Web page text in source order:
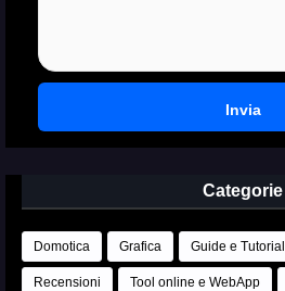
Categorie
Domotica Grafica Guide e Tutorial
Recensioni Tool online e WebApp